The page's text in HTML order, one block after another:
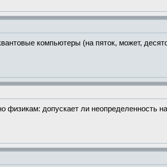
компьютеры (на пяток, может,
физикам: допускает ли неопределенность